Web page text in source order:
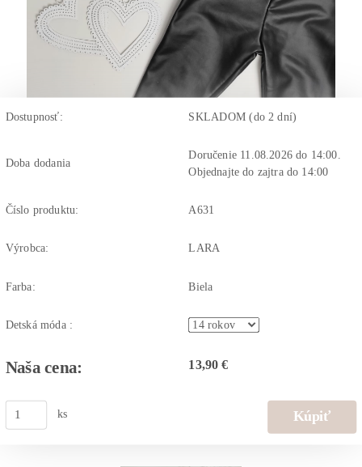
Dostupnosť: SKLADOM (do 2 dní)
Doba dodania
Doručenie 11.08.2026 do 14:00.
Objednajte do zajtra do 14:00
Číslo produktu: A631
Výrobca: LARA
Farba: Biela
Detská móda :
Naša cena: 13,90 €
ks